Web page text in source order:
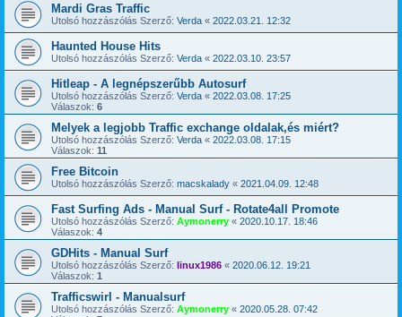
Mardi Gras Traffic
Utolsó hozzászólás Szerző: Verda « 2022.03.21. 12:32
Haunted House Hits
Utolsó hozzászólás Szerző: Verda « 2022.03.10. 23:57
Hitleap - A legnépszerűbb Autosurf
Utolsó hozzászólás Szerző: Verda « 2022.03.08. 17:25
Válaszok: 6
Melyek a legjobb Traffic exchange oldalak,és miért?
Utolsó hozzászólás Szerző: Verda « 2022.03.08. 17:15
Válaszok: 11
Free Bitcoin
Utolsó hozzászólás Szerző: macskalady « 2021.04.09. 12:48
Fast Surfing Ads - Manual Surf - Rotate4all Promote
Utolsó hozzászólás Szerző: Aymonerry « 2020.10.17. 18:46
Válaszok: 4
GDHits - Manual Surf
Utolsó hozzászólás Szerző: linux1986 « 2020.06.12. 19:21
Válaszok: 1
Trafficswirl - Manualsurf
Utolsó hozzászólás Szerző: Aymonerry « 2020.05.28. 07:42